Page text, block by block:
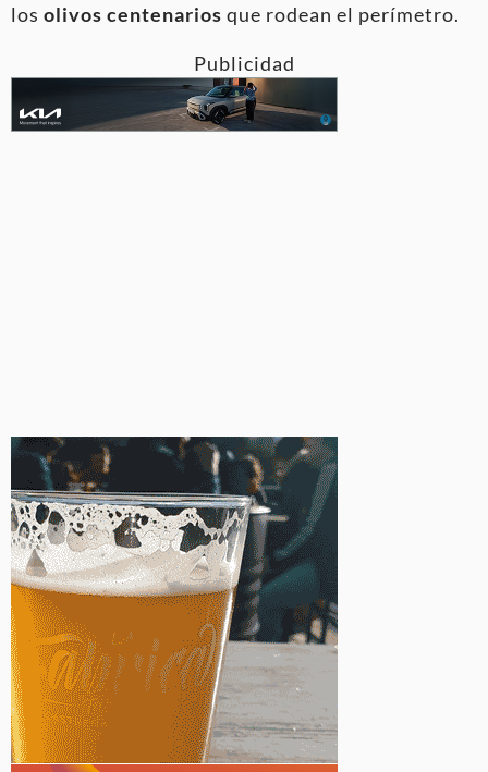
los olivos centenarios que rodean el perímetro.
Publicidad